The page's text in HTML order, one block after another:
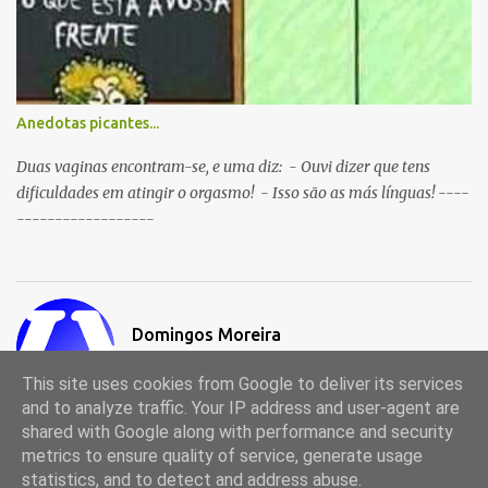
Anedotas picantes...
Duas vaginas encontram-se, e uma diz: - Ouvi dizer que tens
dificuldades em atingir o orgasmo! - Isso são as más línguas! ----
------------------
Domingos Moreira
Com tecnologia do Blogger
This site uses cookies from Google to deliver its services
and to analyze traffic. Your IP address and user-agent are
shared with Google along with performance and security
metrics to ensure quality of service, generate usage
statistics, and to detect and address abuse.